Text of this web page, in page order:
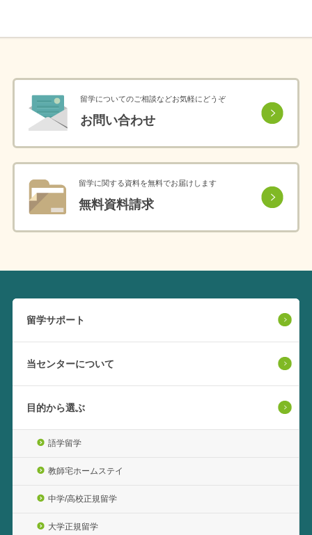
留学についてのご相談などお気軽にどうぞ
お問い合わせ
留学に関する資料を無料でお届けします
無料資料請求
留学サポート
当センターについて
目的から選ぶ
語学留学
教師宅ホームステイ
中学/高校正規留学
大学正規留学